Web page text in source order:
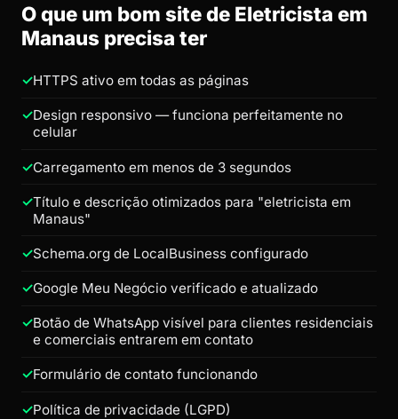
O que um bom site de Eletricista em
Manaus precisa ter
HTTPS ativo em todas as páginas
Design responsivo — funciona perfeitamente no
celular
Carregamento em menos de 3 segundos
Título e descrição otimizados para "eletricista em
Manaus"
Schema.org de LocalBusiness configurado
Google Meu Negócio verificado e atualizado
Botão de WhatsApp visível para clientes residenciais
e comerciais entrarem em contato
Formulário de contato funcionando
Política de privacidade (LGPD)